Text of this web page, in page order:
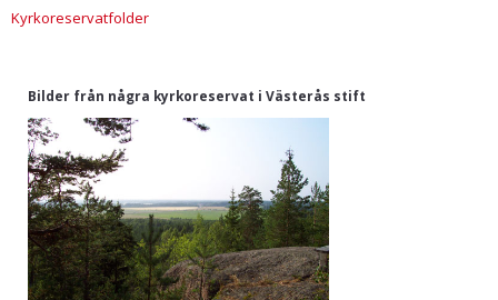
Kyrkoreservatfolder
Bilder från några kyrkoreservat i Västerås stift